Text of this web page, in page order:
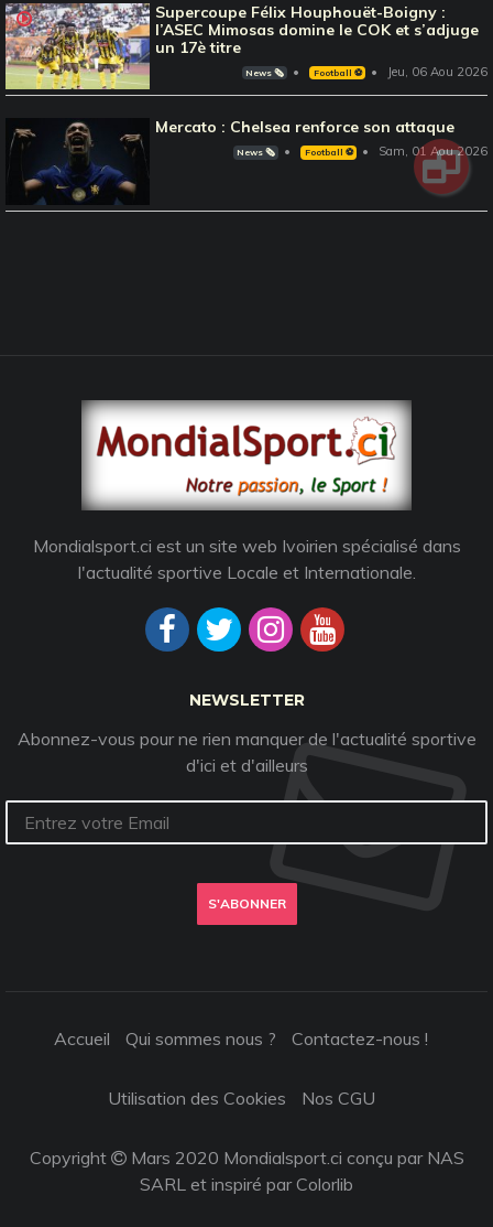
Supercoupe Félix Houphouët-Boigny :
l’ASEC Mimosas domine le COK et s’adjuge
un 17è titre
News 🗞️ Football ⚽️ Jeu, 06 Aou 2026
Mercato : Chelsea renforce son attaque
News 🗞️ Football ⚽️ Sam, 01 Aou 2026
Mondialsport.ci est un site web Ivoirien spécialisé dans
l'actualité sportive Locale et Internationale.
NEWSLETTER
Abonnez-vous pour ne rien manquer de l'actualité sportive
d'ici et d'ailleurs
S'ABONNER
Accueil Qui sommes nous ? Contactez-nous !
Utilisation des Cookies Nos CGU
Copyright
Mars 2020 Mondialsport.ci conçu par NAS
SARL et inspiré parColorlib